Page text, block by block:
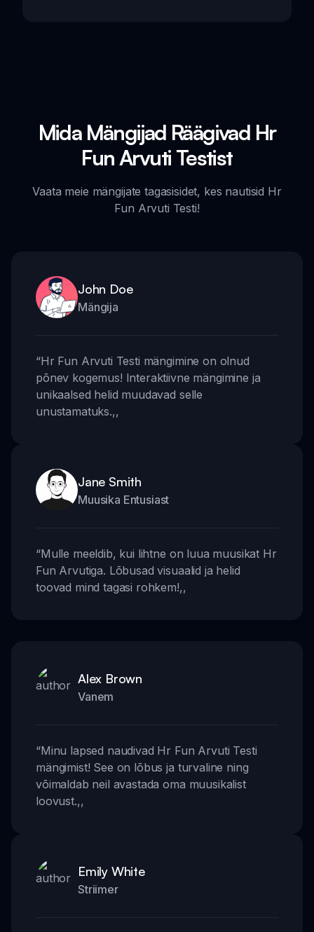
Mida Mängijad Räägivad Hr
Fun Arvuti Testist
Vaata meie mängijate tagasisidet, kes nautisid Hr
Fun Arvuti Testi!
John Doe
Mängija
“Hr Fun Arvuti Testi mängimine on olnud
põnev kogemus! Interaktiivne mängimine ja
unikaalsed helid muudavad selle
unustamatuks.,,
Jane Smith
Muusika Entusiast
“Mulle meeldib, kui lihtne on luua muusikat Hr
Fun Arvutiga. Lõbusad visuaalid ja helid
toovad mind tagasi rohkem!,,
Alex Brown
Vanem
“Minu lapsed naudivad Hr Fun Arvuti Testi
mängimist! See on lõbus ja turvaline ning
võimaldab neil avastada oma muusikalist
loovust.,,
Emily White
Striimer